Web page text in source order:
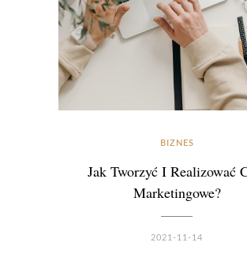
BIZNES
Jak Tworzyć I Realizować
Marketingowe?
2021-11-14